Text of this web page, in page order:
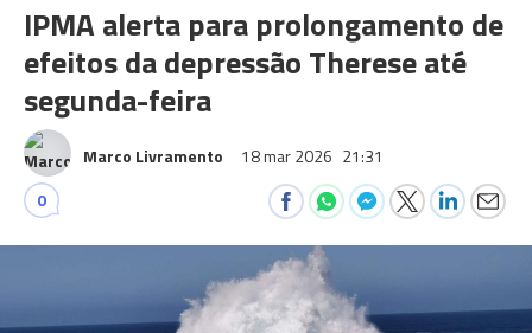
IPMA alerta para prolongamento de
efeitos da depressão Therese até
segunda-feira
Marco Livramento 18 mar 2026 21:31
0